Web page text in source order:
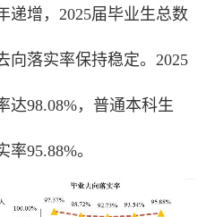
递增，2025届毕业生总数
向落实率保持稳定。2025
达98.08%，普通本科生
率95.88%。